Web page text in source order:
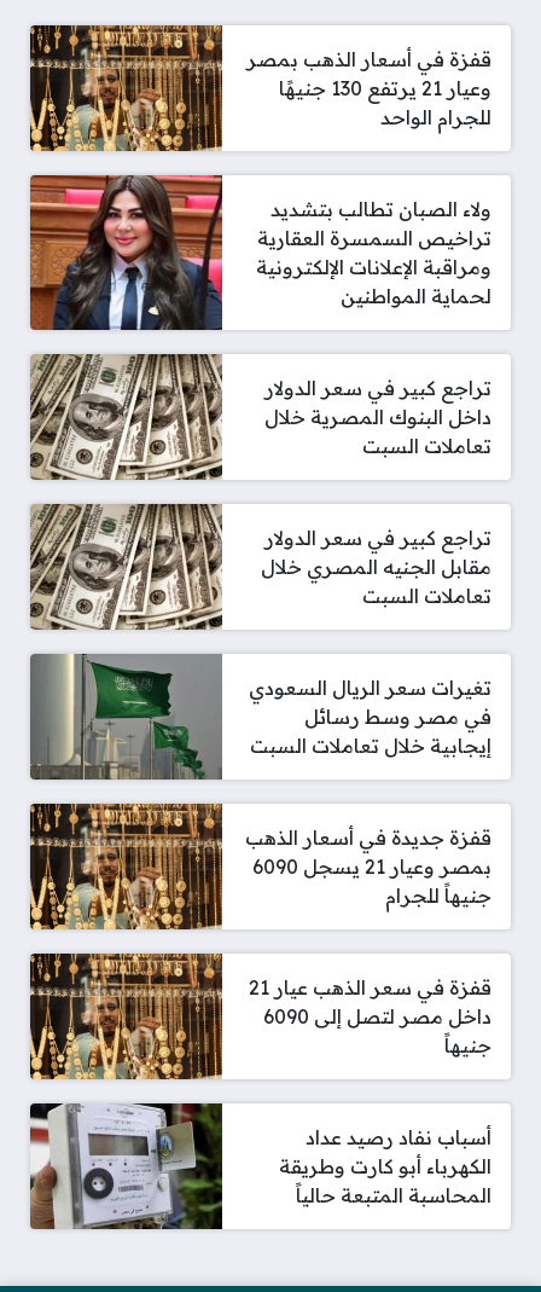
قفزة في أسعار الذهب بمصر
وعيار 21 يرتفع 130 جنيهًا
للجرام الواحد
ولاء الصبان تطالب بتشديد
تراخيص السمسرة العقارية
ومراقبة الإعلانات الإلكترونية
لحماية المواطنين
تراجع كبير في سعر الدولار
داخل البنوك المصرية خلال
تعاملات السبت
تراجع كبير في سعر الدولار
مقابل الجنيه المصري خلال
تعاملات السبت
تغيرات سعر الريال السعودي
في مصر وسط رسائل
إيجابية خلال تعاملات السبت
قفزة جديدة في أسعار الذهب
بمصر وعيار 21 يسجل 6090
جنيهاً للجرام
قفزة في سعر الذهب عيار 21
داخل مصر لتصل إلى 6090
جنيهاً
أسباب نفاد رصيد عداد
الكهرباء أبو كارت وطريقة
المحاسبة المتبعة حالياً